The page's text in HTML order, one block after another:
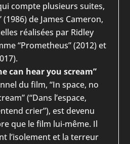
compte plusieurs suites,
de James Cameron,
réalisées par Ridley
“Prometheus” (2012) et
can hear you scream”
du film, “In space, no
(“Dans l’espace,
crier”), est devenu
que le film lui-même. Il
l’isolement et la terreur